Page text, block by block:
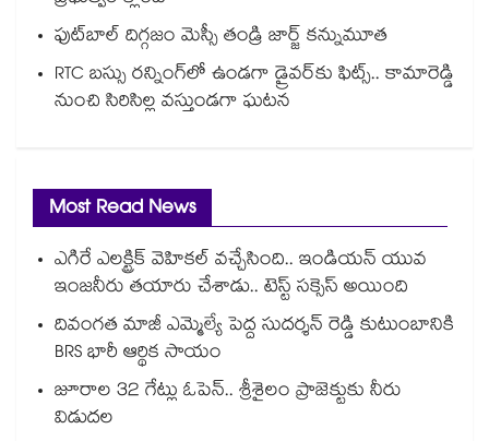
ఫుట్‎బాల్ దిగ్గజం మెస్సీ తండ్రి జార్జ్ కన్నుమూత
RTC బస్సు రన్నింగ్⁫లో ఉండగా డ్రైవర్‌కు ఫిట్స్.. కామారెడ్డి
నుంచి సిరిసిల్ల వస్తుండగా ఘటన
Most Read News
ఎగిరే ఎలక్ట్రిక్ వెహికల్ వచ్చేసింది.. ఇండియన్ యువ
ఇంజనీరు తయారు చేశాడు.. టెస్ట్ సక్సెస్ అయింది
దివంగత మాజీ ఎమ్మెల్యే పెద్ద సుదర్శన్ రెడ్డి కుటుంబానికి
BRS భారీ ఆర్థిక సాయం
జూరాల 32 గేట్లు ఓపెన్.. శ్రీశైలం ప్రాజెక్టుకు నీరు
విడుదల